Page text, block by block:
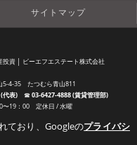
サイトマップ
投資 │ ビーエフエステート株式会社
5-4-35 たつむら青山811
(代表)☎︎03-6427-4888 (賃貸管理部)
〜19：00 定休日 / 水曜
ており、Googleのプライバシ